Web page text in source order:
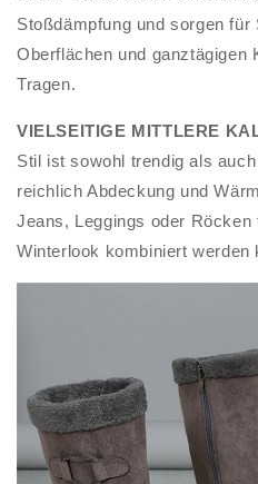
Stoßdämpfung und sorgen
Oberflächen und ganztägigen
Tragen.
VIELSEITIGE MITTLERE
Stil ist sowohl trendig als
reichlich Abdeckung und
Jeans, Leggings oder
Winterlook kombiniert werden